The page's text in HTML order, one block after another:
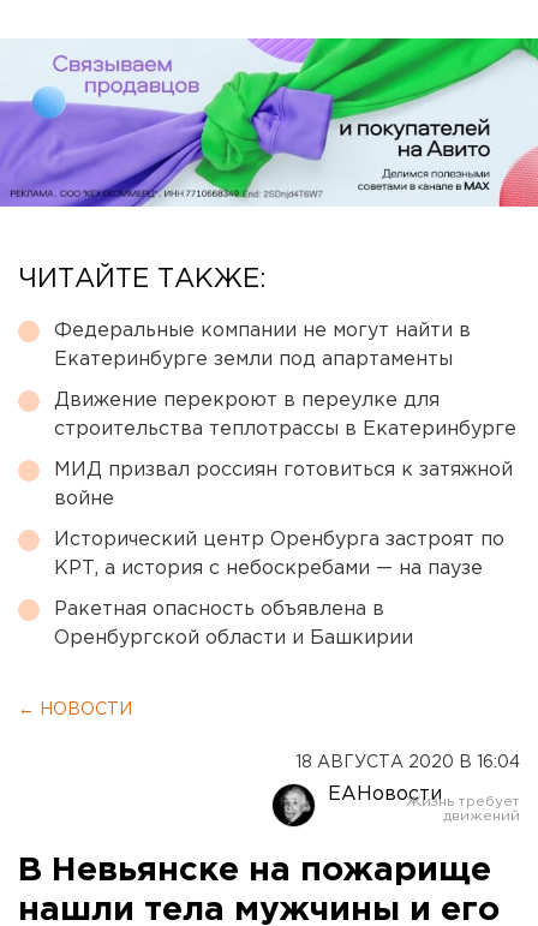
ЧИТАЙТЕ ТАКЖЕ:
Федеральные компании не могут найти в
Екатеринбурге земли под апартаменты
Движение перекроют в переулке для
строительства теплотрассы в Екатеринбурге
МИД призвал россиян готовиться к затяжной
войне
Исторический центр Оренбурга застроят по
КРТ, а история с небоскребами — на паузе
Ракетная опасность объявлена в
Оренбургской области и Башкирии
← НОВОСТИ
18 АВГУСТА 2020 В 16:04
ЕАНовости
В Невьянске на пожарище
нашли тела мужчины и его